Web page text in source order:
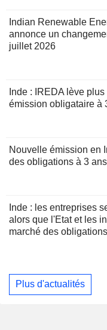
Indian Renewable
annonce un
juillet 2026
Inde : IREDA lève
émission obligataire à
Nouvelle émission en
des obligations à 3
Inde : les entreprises
alors que l'Etat et les
marché des
Plus d'actualités